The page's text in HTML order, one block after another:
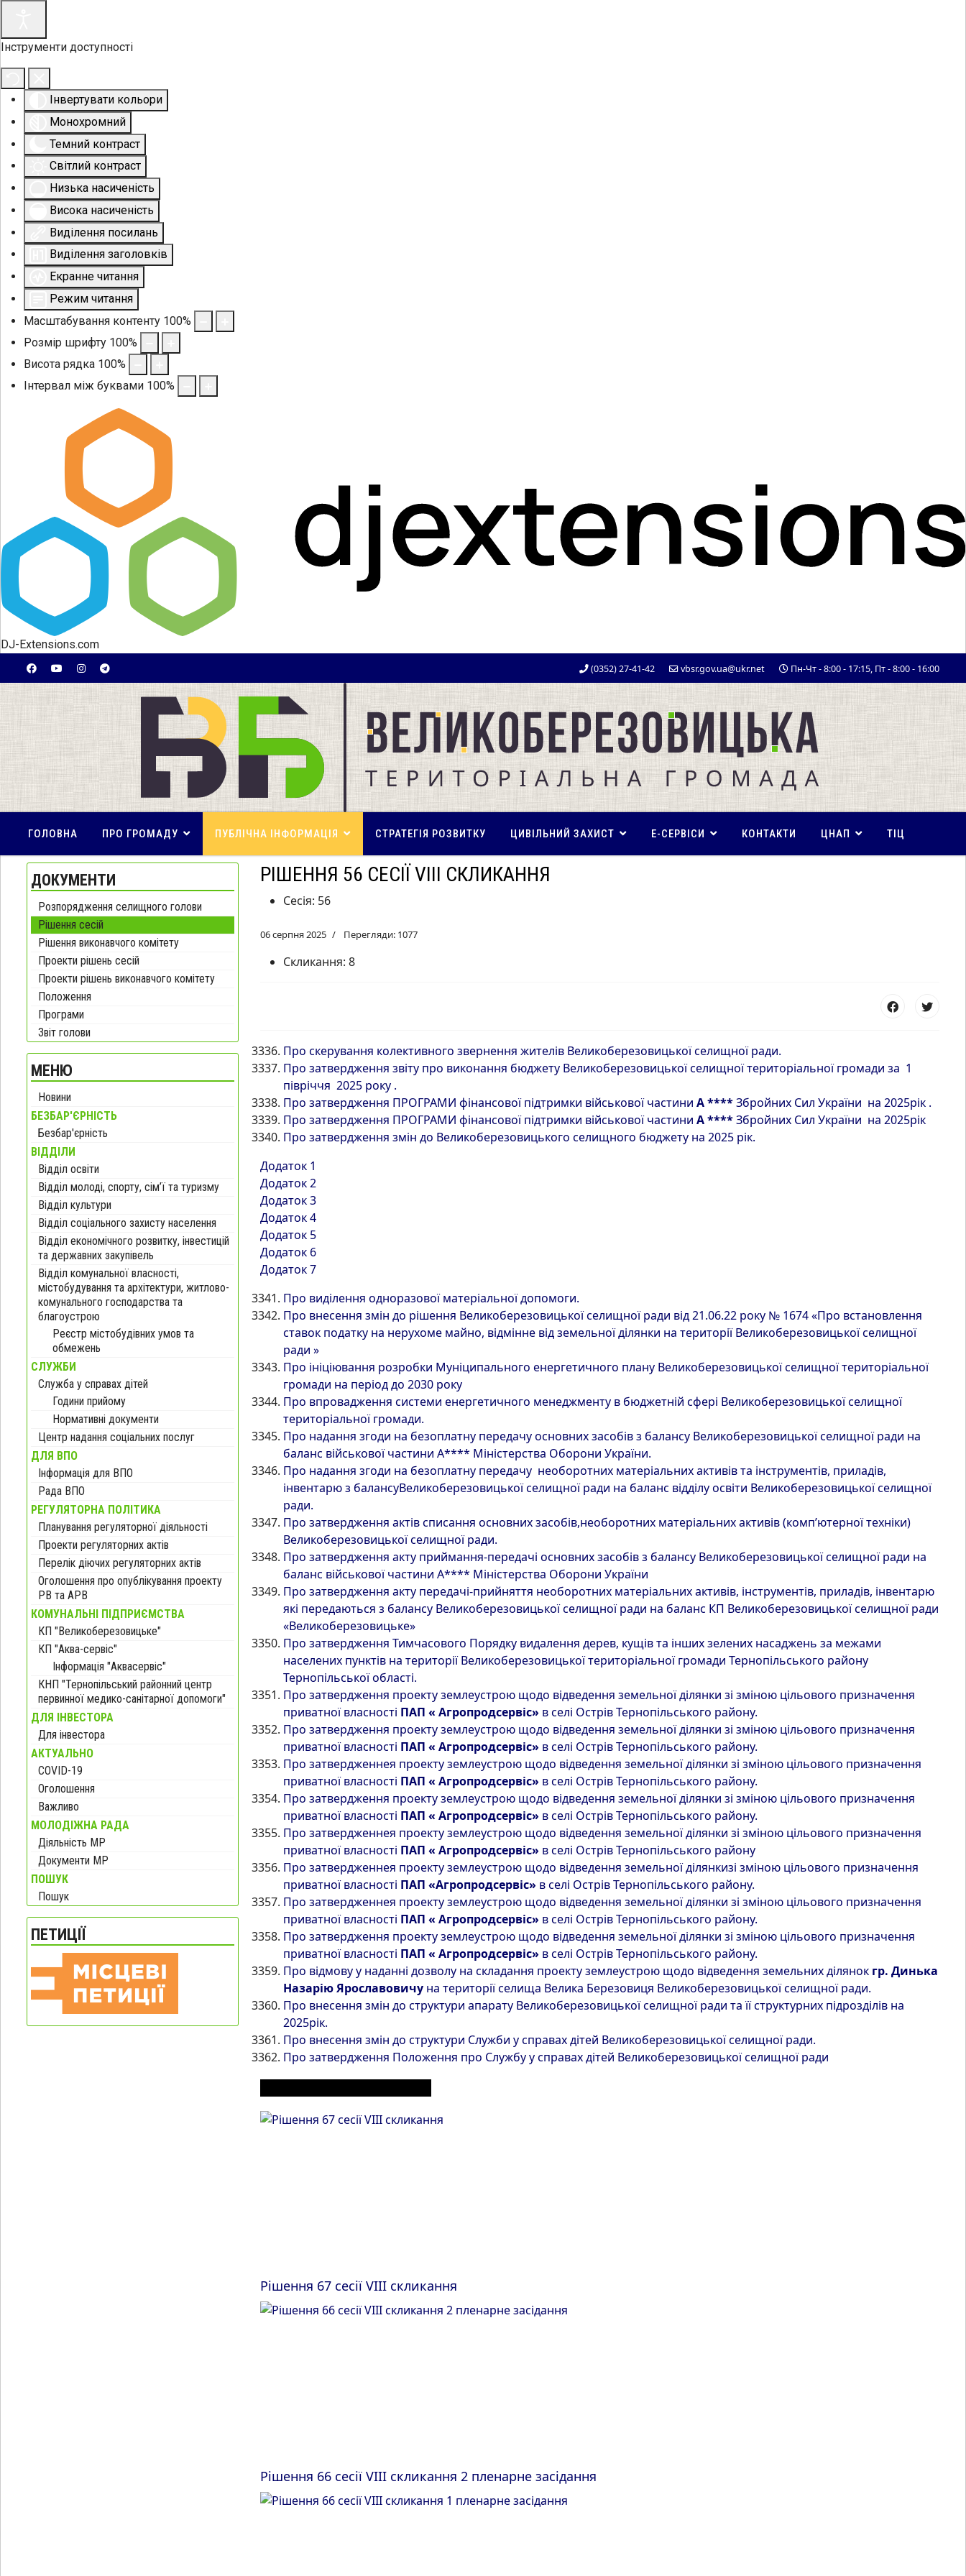
Інструменти доступності
Інвертувати кольори
Монохромний
Темний контраст
Світлий контраст
Низька насиченість
Висока насиченість
Виділення посилань
Виділення заголовків
Екранне читання
Режим читання
Масштабування контенту 100%
Розмір шрифту 100%
Висота рядка 100%
Інтервал між буквами 100%
DJ-Extensions.com
(0352) 27-41-42 vbsr.gov.ua@ukr.net Пн-Чт - 8:00 - 17:15, Пт - 8:00 - 16:00
ГОЛОВНА ПРО ГРОМАДУ ПУБЛІЧНА ІНФОРМАЦІЯ СТРАТЕГІЯ РОЗВИТКУ ЦИВІЛЬНИЙ ЗАХИСТ E-СЕРВІСИ КОНТАКТИ ЦНАП ТІЦ
ДОКУМЕНТИ
Розпорядження селищного голови
Рішення сесій
Рішення виконавчого комітету
Проекти рішень сесій
Проекти рішень виконавчого комітету
Положення
Програми
Звіт голови
МЕНЮ
Новини
БЕЗБАР'ЄРНІСТЬ
Безбар'єрність
ВІДДІЛИ
Відділ освіти
Відділ молоді, спорту, сім’ї та туризму
Відділ культури
Відділ соціального захисту населення
Відділ економічного розвитку, інвестицій
та державних закупівель
Відділ комунальної власності,
містобудування та архітектури, житлово-
комунального господарства та
благоустрою
Реєстр містобудівних умов та
обмежень
СЛУЖБИ
Служба у справах дітей
Години прийому
Нормативні документи
Центр надання соціальних послуг
ДЛЯ ВПО
Інформація для ВПО
Рада ВПО
РЕГУЛЯТОРНА ПОЛІТИКА
Планування регуляторної діяльності
Проекти регуляторних актів
Перелік діючих регуляторних актів
Оголошення про опублікування проекту
РВ та АРВ
КОМУНАЛЬНІ ПІДПРИЄМСТВА
КП "Великоберезовицьке"
КП "Аква-сервіс"
Інформація "Аквасервіс"
КНП "Тернопільський районний центр
первинної медико-санітарної допомоги"
ДЛЯ ІНВЕСТОРА
Для інвестора
АКТУАЛЬНО
COVID-19
Оголошення
Важливо
МОЛОДІЖНА РАДА
Діяльність МР
Документи МР
ПОШУК
Пошук
ПЕТИЦІЇ
РІШЕННЯ 56 СЕСІЇ VIII СКЛИКАННЯ
Сесія: 56
06 серпня 2025 Перегляди: 1077
Скликання: 8
Про скерування колективного звернення жителів Великоберезовицької селищної ради.
Про затвердження звіту про виконання бюджету Великоберезовицької селищної територіальної громади за 1
півріччя 2025 року .
Про затвердження ПРОГРАМИ фінансової підтримки військової частини А****Збройних Сил України на 2025рік .
Про затвердження ПРОГРАМИ фінансової підтримки військової частини А****Збройних Сил України на 2025рік
Про затвердження змін до Великоберезовицького селищного бюджету на 2025 рік.
Додаток 1
Додаток 2
Додаток 3
Додаток 4
Додаток 5
Додаток 6
Додаток 7
Про виділення одноразової матеріальної допомоги.
Про внесення змін до рішення Великоберезовицької селищної ради від 21.06.22 року № 1674 «Про встановлення
ставок податку на нерухоме майно, відмінне від земельної ділянки на території Великоберезовицької селищної
ради »
Про ініціювання розробки Муніципального енергетичного плану Великоберезовицької селищної територіальної
громади на період до 2030 року
Про впровадження системи енергетичного менеджменту в бюджетній сфері Великоберезовицької селищної
територіальної громади.
Про надання згоди на безоплатну передачу основних засобів з балансу Великоберезовицької селищної ради на
баланс військової частини А**** Міністерства Оборони України.
Про надання згоди на безоплатну передачу необоротних матеріальних активів та інструментів, приладів,
інвентарю з балансуВеликоберезовицької селищної ради на баланс відділу освіти Великоберезовицької селищної
ради.
Про затвердження актів списання основних засобів,необоротних матеріальних активів (комп’ютерної техніки)
Великоберезовицької селищної ради.
Про затвердження акту приймання-передачі основних засобів з балансу Великоберезовицької селищної ради на
баланс військової частини А**** Міністерства Оборони України
Про затвердження акту передачі-прийняття необоротних матеріальних активів, інструментів, приладів, інвентарю
які передаються з балансу Великоберезовицької селищної ради на баланс КП Великоберезовицької селищної ради
«Великоберезовицьке»
Про затвердження Тимчасового Порядку видалення дерев, кущів та інших зелених насаджень за межами
населених пунктів на території Великоберезовицької територіальної громади Тернопільського району
Тернопільської області.
Про затвердження проекту землеустрою щодо відведення земельної ділянки зі зміною цільового призначення
приватної власності ПАП « Агропродсервіс» в селі Острів Тернопільського району.
Про затвердження проекту землеустрою щодо відведення земельної ділянки зі зміною цільового призначення
приватної власності ПАП « Агропродсервіс» в селі Острів Тернопільського району.
Про затвердженнея проекту землеустрою щодо відведення земельної ділянки зі зміною цільового призначення
приватної власності ПАП « Агропродсервіс» в селі Острів Тернопільського району.
Про затвердження проекту землеустрою щодо відведення земельної ділянки зі зміною цільового призначення
приватної власності ПАП « Агропродсервіс» в селі Острів Тернопільського району.
Про затвердженнея проекту землеустрою щодо відведення земельної ділянки зі зміною цільового призначення
приватної власності ПАП « Агропродсервіс» в селі Острів Тернопільського району
Про затвердженнея проекту землеустрою щодо відведення земельної ділянкизі зміною цільового призначення
приватної власності ПАП «Агропродсервіс» в селі Острів Тернопільського району.
Про затвердженнея проекту землеустрою щодо відведення земельної ділянки зі зміною цільового призначення
приватної власності ПАП « Агропродсервіс» в селі Острів Тернопільського району.
Про затвердження проекту землеустрою щодо відведення земельної ділянки зі зміною цільового призначення
приватної власності ПАП « Агропродсервіс» в селі Острів Тернопільського району.
Про відмову у наданні дозволу на складання проекту землеустрою щодо відведення земельних ділянок гр. Динька
Назарію Ярославовичу на території селища Велика Березовиця Великоберезовицької селищної ради.
Про внесення змін до структури апарату Великоберезовицької селищної ради та її структурних підрозділів на
2025рік.
Про внесення змін до структури Служби у справах дітей Великоберезовицької селищної ради.
Про затвердження Положення про Службу у справах дітей Великоберезовицької селищної ради
Рішення 67 сесії VIII скликання
Рішення 66 сесії VIII скликання 2 пленарне засідання